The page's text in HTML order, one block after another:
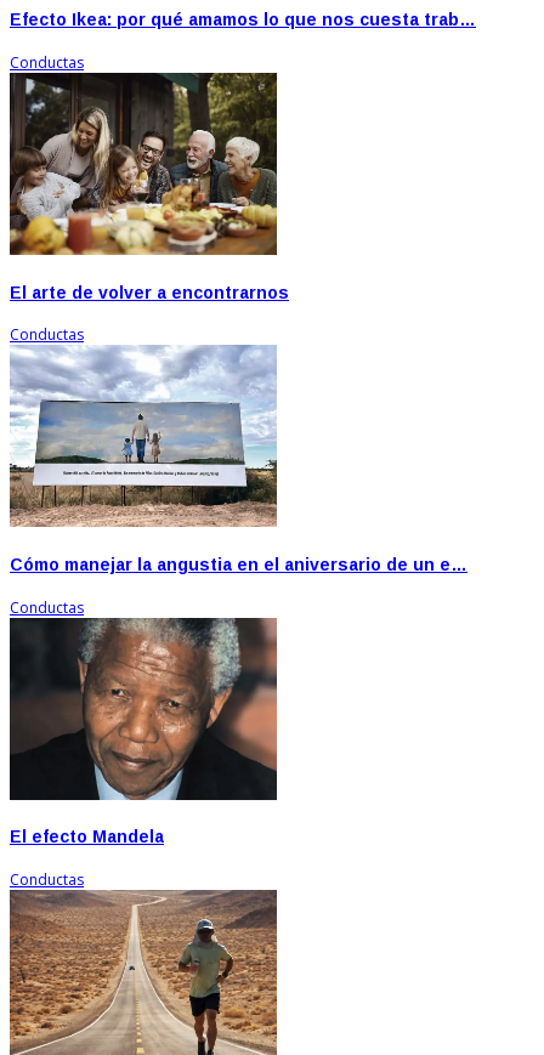
Efecto Ikea: por qué amamos lo que nos cuesta trab…
Conductas
El arte de volver a encontrarnos
Conductas
Cómo manejar la angustia en el aniversario de un e…
Conductas
El efecto Mandela
Conductas